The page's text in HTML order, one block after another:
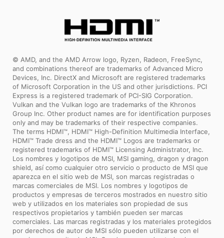
© AMD, and the AMD Arrow logo, Ryzen, Radeon, FreeSync,
and combinations thereof are trademarks of Advanced Micro
Devices, Inc. DirectX and Microsoft are registered trademarks
of Microsoft Corporation in the US and other jurisdictions. PCI
Express is a registered trademark of PCI-SIG Corporation.
Vulkan and the Vulkan logo are trademarks of the Khronos
Group Inc. Other product names are for identification purposes
only and may be trademarks of their respective companies.
The terms HDMI™, HDMI™ High-Definition Multimedia Interface,
HDMI™ Trade dress and the HDMI™ Logos are trademarks or
registered trademarks of HDMI™ Licensing Administrator, Inc.
Los nombres y logotipos de MSI, MSI gaming, dragon y dragon
shield, así como cualquier otro servicio o producto de MSI que
aparezca en el sitio web de MSI, son marcas registradas o
marcas comerciales de MSI. Los nombres y logotipos de
productos y empresas de terceros mostrados en nuestro sitio
web y utilizados en los materiales son propiedad de sus
respectivos propietarios y también pueden ser marcas
comerciales. Las marcas registradas y los materiales protegidos
por derechos de autor de MSI sólo pueden utilizarse con el